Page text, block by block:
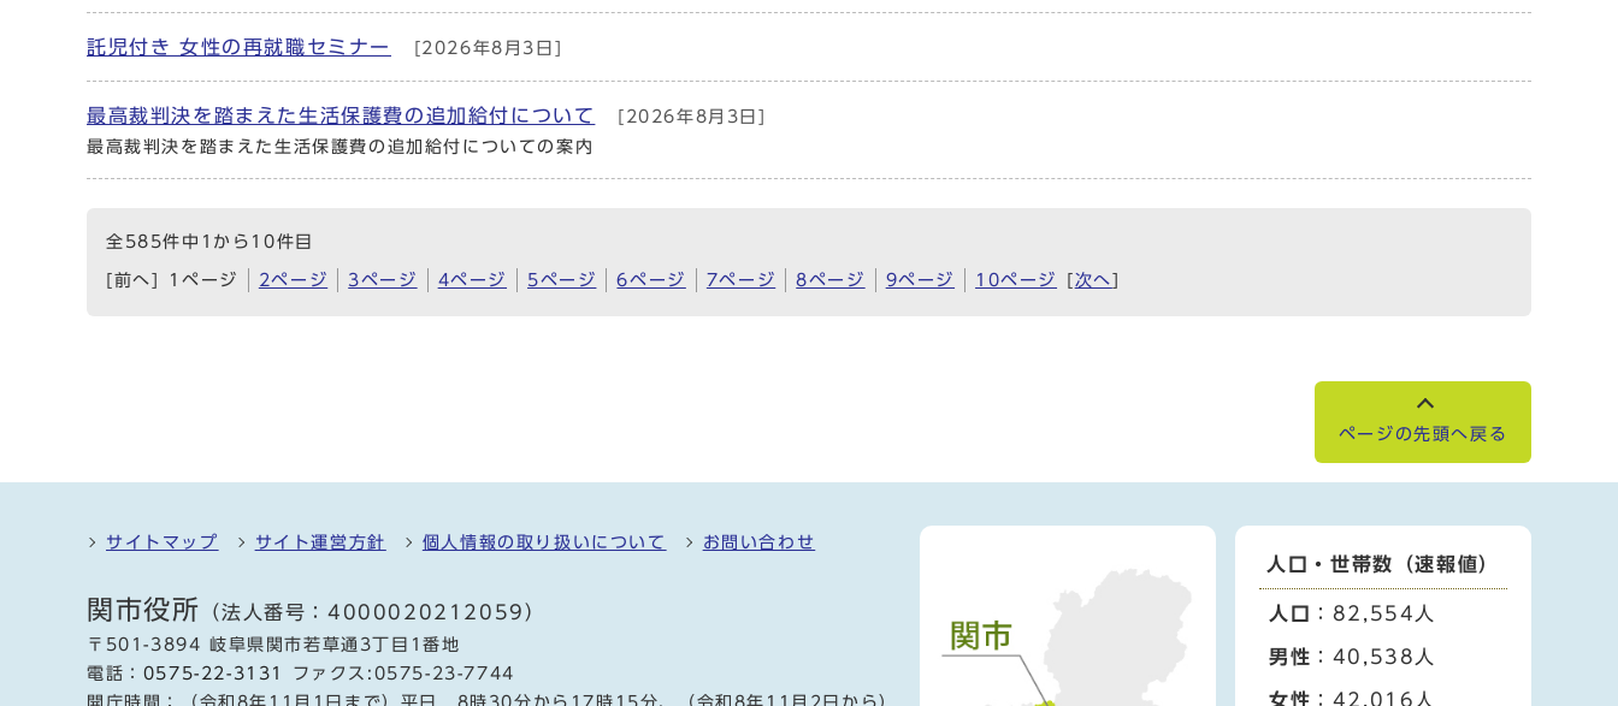
託児付き 女性の再就職セミナー [2026年8月3日]
最高裁判決を踏まえた生活保護費の追加給付について
[2026年8月3日]
最高裁判決を踏まえた生活保護費の追加給付についての案内
全585件中1から10件目
[前へ] 1ページ 2ページ 3ページ 4ページ 5ページ 6ページ 7ページ 8ページ 9ページ 10ページ 次へ
ページの先頭へ戻る
サイトマップ サイト運営方針 個人情報の取り扱いについて お問い合わせ
関市役所 （法人番号：4000020212059）
〒501-3894 岐阜県関市若草通3丁目1番地
電話： 0575-22-3131
ファクス:0575-23-7744
開庁時間：（令和8年11月1日まで）平日 8時30分から17時15分、（令和8年11月2日から）
人口・世帯数（速報値）
人口 ：82,554人
男性 ：40,538人
女性 ：42,016人